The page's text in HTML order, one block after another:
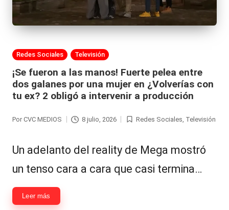
Publicada
Redes Sociales Televisión
¡Se fueron a las manos! Fuerte pelea entre
dos galanes por una mujer en ¿Volverías con
tu ex? 2 obligó a intervenir a producción
Por CVC MEDIOS 8 julio, 2026
Publicada
Redes Sociales, Televisión
Un adelanto del reality de Mega mostró
un tenso cara a cara que casi termina…
Leer más